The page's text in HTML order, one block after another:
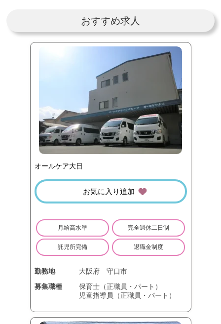
おすすめ求人
オールケア大日
お気に入り追加
月給高水準 完全週休二日制
託児所完備 退職金制度
勤務地 大阪府
守口市
募集職種
保育士（正職員・パート）
児童指導員（正職員・パート）